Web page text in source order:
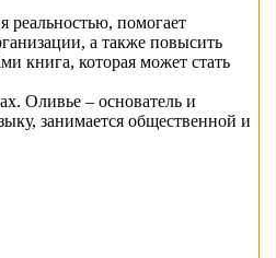
реальностью, помогает
а также повысить
книга, которая может стать
Оливье – основатель и
занимается общественной и